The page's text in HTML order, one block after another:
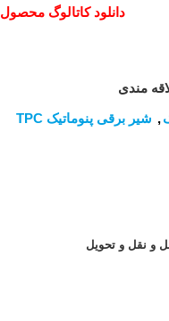
دانلود کاتالوگ محصول
مندی
, شیر برقی پنوماتیک TPC
و نقل و تحویل